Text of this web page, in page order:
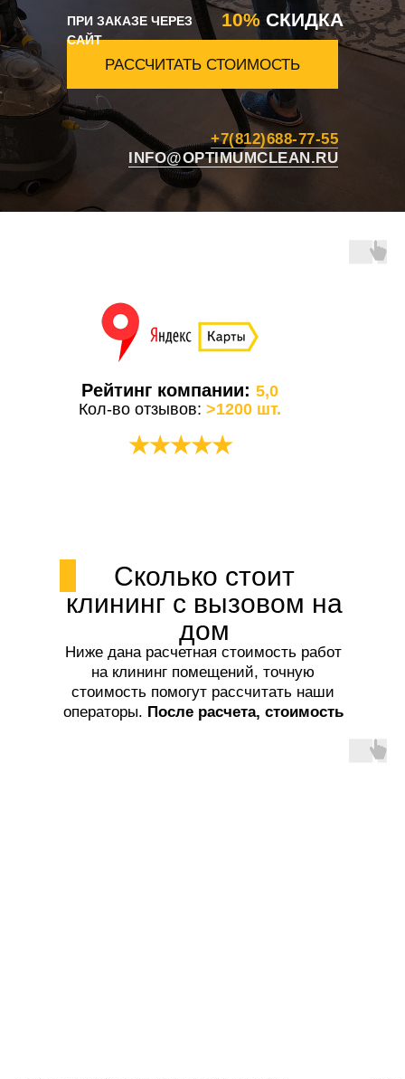
РАССЧИТАТЬ СТОИМОСТЬ
ПРИ ЗАКАЗЕ ЧЕРЕЗ
САЙТ
10% СКИДКА
+7(812)688-77-55
INFO@OPTIMUMCLEAN.RU
Рейтинг компании:5,0
Кол-во отзывов:>1200 шт.
★★★★★
Сколько стоит
клининг с вызовом на
дом
Ниже дана расчетная стоимость работ
на клининг помещений, точную
стоимость помогут рассчитать наши
операторы. После расчета, стоимость